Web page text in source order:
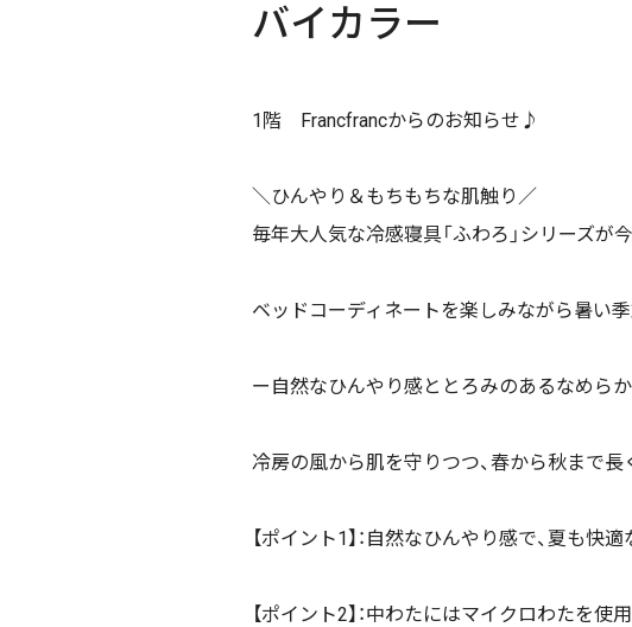
バイカラー
1階 Francfrancからのお知らせ♪
＼ひんやり＆もちもちな肌触り／
毎年大人気な冷感寝具「ふわろ」シリーズが今
ベッドコーディネートを楽しみながら暑い季
ー自然なひんやり感ととろみのあるなめら
冷房の風から肌を守りつつ、春から秋まで
【ポイント1】：自然なひんやり感で、夏も快
【ポイント2】：中わたにはマイクロわたを